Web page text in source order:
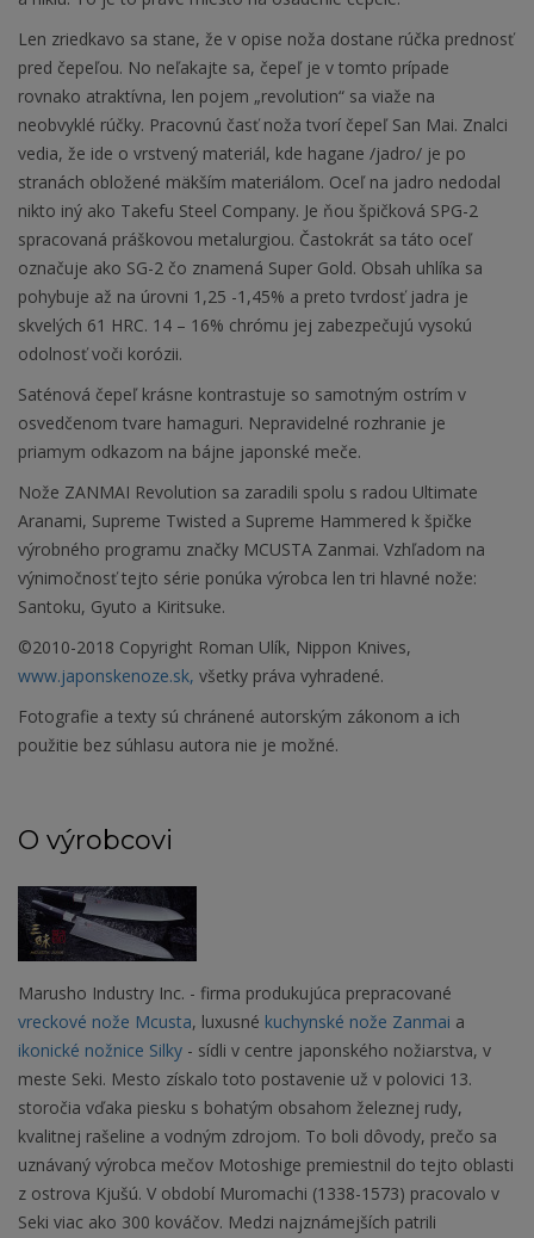
Len zriedkavo sa stane, že v opise noža dostane rúčka prednosť
pred čepeľou. No neľakajte sa, čepeľ je v tomto prípade
rovnako atraktívna, len pojem „revolution“ sa viaže na
neobvyklé rúčky. Pracovnú časť noža tvorí čepeľ San Mai. Znalci
vedia, že ide o vrstvený materiál, kde hagane /jadro/ je po
stranách obložené mäkším materiálom. Oceľ na jadro nedodal
nikto iný ako Takefu Steel Company. Je ňou špičková SPG-2
spracovaná práškovou metalurgiou. Častokrát sa táto oceľ
označuje ako SG-2 čo znamená Super Gold. Obsah uhlíka sa
pohybuje až na úrovni 1,25 -1,45% a preto tvrdosť jadra je
skvelých 61 HRC. 14 – 16% chrómu jej zabezpečujú vysokú
odolnosť voči korózii.
Saténová čepeľ krásne kontrastuje so samotným ostrím v
osvedčenom tvare hamaguri. Nepravidelné rozhranie je
priamym odkazom na bájne japonské meče.
Nože ZANMAI Revolution sa zaradili spolu s radou Ultimate
Aranami, Supreme Twisted a Supreme Hammered k špičke
výrobného programu značky MCUSTA Zanmai. Vzhľadom na
výnimočnosť tejto série ponúka výrobca len tri hlavné nože:
Santoku, Gyuto a Kiritsuke.
©2010-2018 Copyright Roman Ulík, Nippon Knives,
www.japonskenoze.sk, všetky práva vyhradené.
Fotografie a texty sú chránené autorským zákonom a ich
použitie bez súhlasu autora nie je možné.
O výrobcovi
Marusho Industry Inc. - firma produkujúca prepracované
vreckové nože Mcusta, luxusné kuchynské nože Zanmai a
ikonické nožnice Silky - sídli v centre japonského nožiarstva, v
meste Seki. Mesto získalo toto postavenie už v polovici 13.
storočia vďaka piesku s bohatým obsahom železnej rudy,
kvalitnej rašeline a vodným zdrojom. To boli dôvody, prečo sa
uznávaný výrobca mečov Motoshige premiestnil do tejto oblasti
z ostrova Kjušú. V období Muromachi (1338-1573) pracovalo v
Seki viac ako 300 kováčov. Medzi najznámejších patrili